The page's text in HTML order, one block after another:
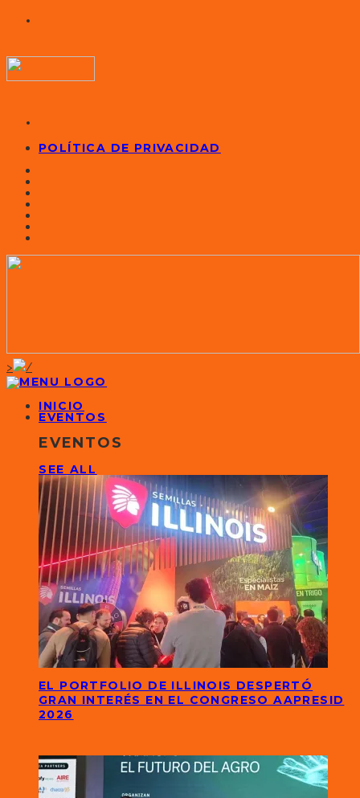
POLÍTICA DE PRIVACIDAD
>
INICIO
EVENTOS
EVENTOS
SEE ALL
EL PORTFOLIO DE ILLINOIS DESPERTÓ
GRAN INTERÉS EN EL CONGRESO AAPRESID
2026